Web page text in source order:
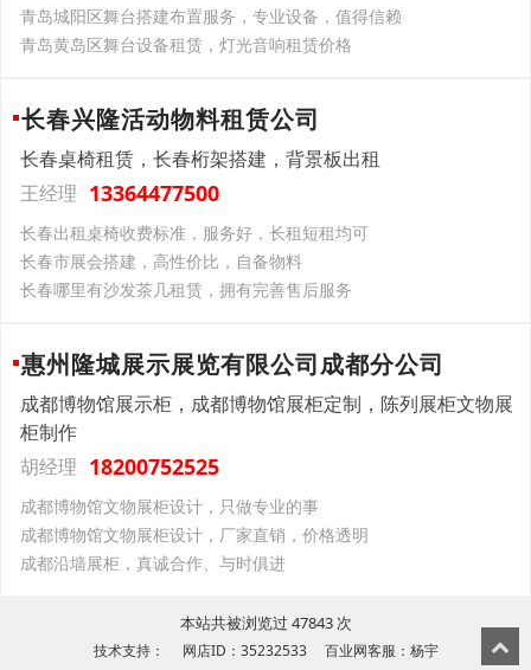
青岛城阳区舞台搭建布置服务，专业设备，值得信赖
青岛黄岛区舞台设备租赁，灯光音响租赁价格
长春兴隆活动物料租赁公司
长春桌椅租赁，长春桁架搭建，背景板出租
王经理 13364477500
长春出租桌椅收费标准，服务好，长租短租均可
长春市展会搭建，高性价比，自备物料
长春哪里有沙发茶几租赁，拥有完善售后服务
惠州隆城展示展览有限公司成都分公司
成都博物馆展示柜，成都博物馆展柜定制，陈列展柜文物展
柜制作
胡经理 18200752525
成都博物馆文物展柜设计，只做专业的事
成都博物馆文物展柜设计，厂家直销，价格透明
成都沿墙展柜，真诚合作、与时俱进
本站共被浏览过 47843 次
技术支持： 网店ID：35232533 百业网客服：杨宇